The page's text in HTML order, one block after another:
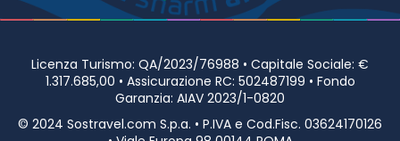
Licenza Turismo: QA/2023/76988 • Capitale Sociale: €
1.317.685,00 • Assicurazione RC: 502487199 • Fondo
Garanzia: AIAV 2023/1-0820
© 2024 Sostravel.com S.p.a. • P.IVA e Cod.Fisc. 03624170126